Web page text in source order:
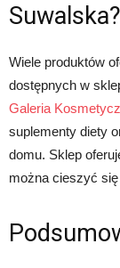
Suwalska?
Wiele produktów
dostępnych w
Galeria
suplementy diety
domu. Sklep
można cieszyć